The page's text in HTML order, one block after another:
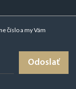
číslo a my Vám
Odoslať